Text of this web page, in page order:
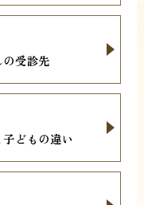
受診先
どもの違い